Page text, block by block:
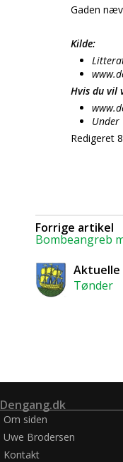
Gaden
Kilde:
Hvis du vil
Redigeret
Forrige artikel
Bombeangreb
Tønder
Dengang.dk
Om siden
Uwe Brodersen
Kontakt